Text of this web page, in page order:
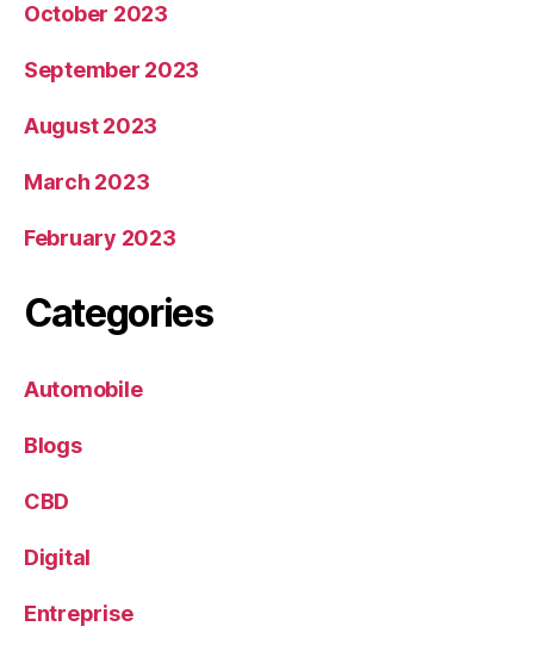
October 2023
September 2023
August 2023
March 2023
February 2023
Categories
Automobile
Blogs
CBD
Digital
Entreprise